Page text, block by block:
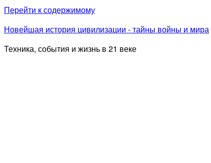
Перейти к содержимому
Новейшая история цивилизации - тайны войны и мира
Техника, события и жизнь в 21 веке